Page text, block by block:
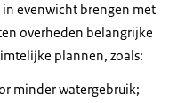
evenwicht brengen met
overheden belangrijke
plannen, zoals:
minder watergebruik;